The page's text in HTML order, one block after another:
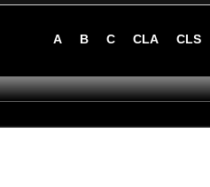
A B C CLA CLS